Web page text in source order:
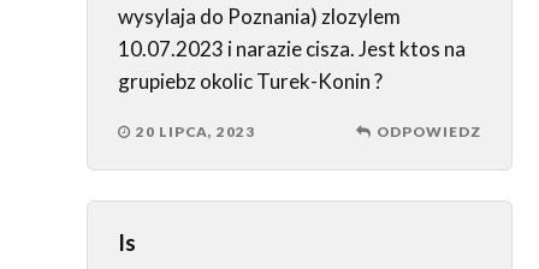
wysylaja do Poznania) zlozylem
10.07.2023 i narazie cisza. Jest ktos na
grupiebz okolic Turek-Konin ?
20 LIPCA, 2023 ODPOWIEDZ
Is